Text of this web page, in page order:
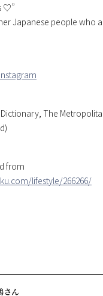
♡”
Japanese people who
The
from
lifestyle/266266/
さん